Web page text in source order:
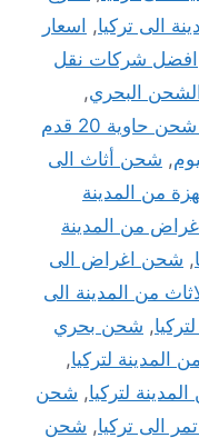
الى تركيا, اسعار
افضل شركات نقل
البحري,
سعر شحن حاوية 20 قدم
, شحن أثاث الى
من المدينة
من المدينة
, شحن اغراض الى
من المدينة الى
, شحن بحري
لتركيا,
لتركيا, شحن
الى تركيا, شحن